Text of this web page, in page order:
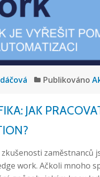
Publikováno
JAK
zaměstnanců
work. Ačkoli mnoho